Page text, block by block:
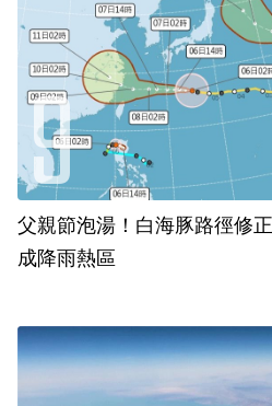
父親節泡湯！白海豚路徑修
成降雨熱區